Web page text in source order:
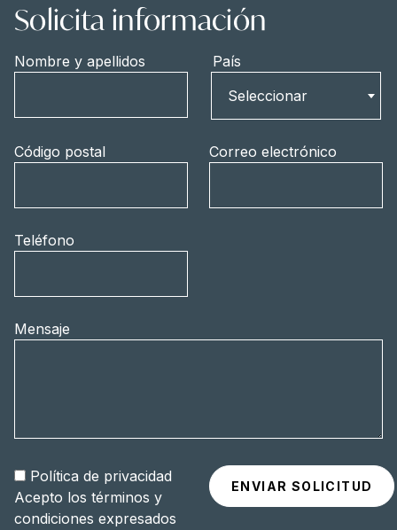
Solicita información
Nombre y apellidos
País
Seleccionar
Código postal Correo electrónico
Teléfono
Mensaje
Política de privacidad
Acepto los términos y
condiciones expresados